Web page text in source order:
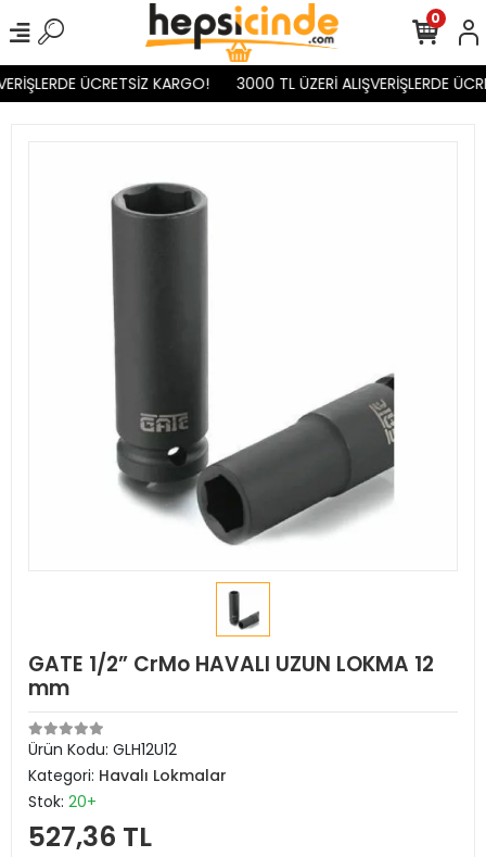
ÜCRETSİZ KARGO! 3000 TL ÜZERİ ALIŞVERİŞLERDE
0
GATE 1/2” CrMo HAVALI UZUN LOKMA 12
mm
Ürün Kodu: GLH12U12
Kategori: Havalı Lokmalar
Stok: 20+
527,36 TL